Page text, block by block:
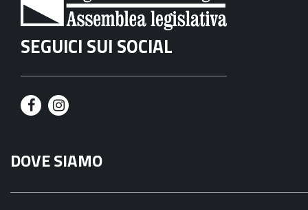
SEGUICI SUI SOCIAL
F
c
e
I
s
t
DOVE SIAMO